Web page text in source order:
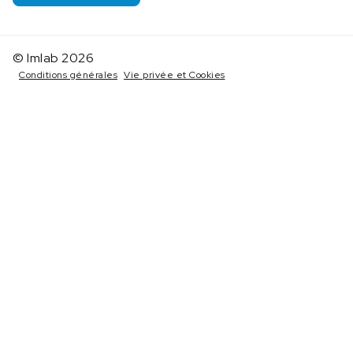
© Imlab 2026
Conditions générales Vie privée et Cookies